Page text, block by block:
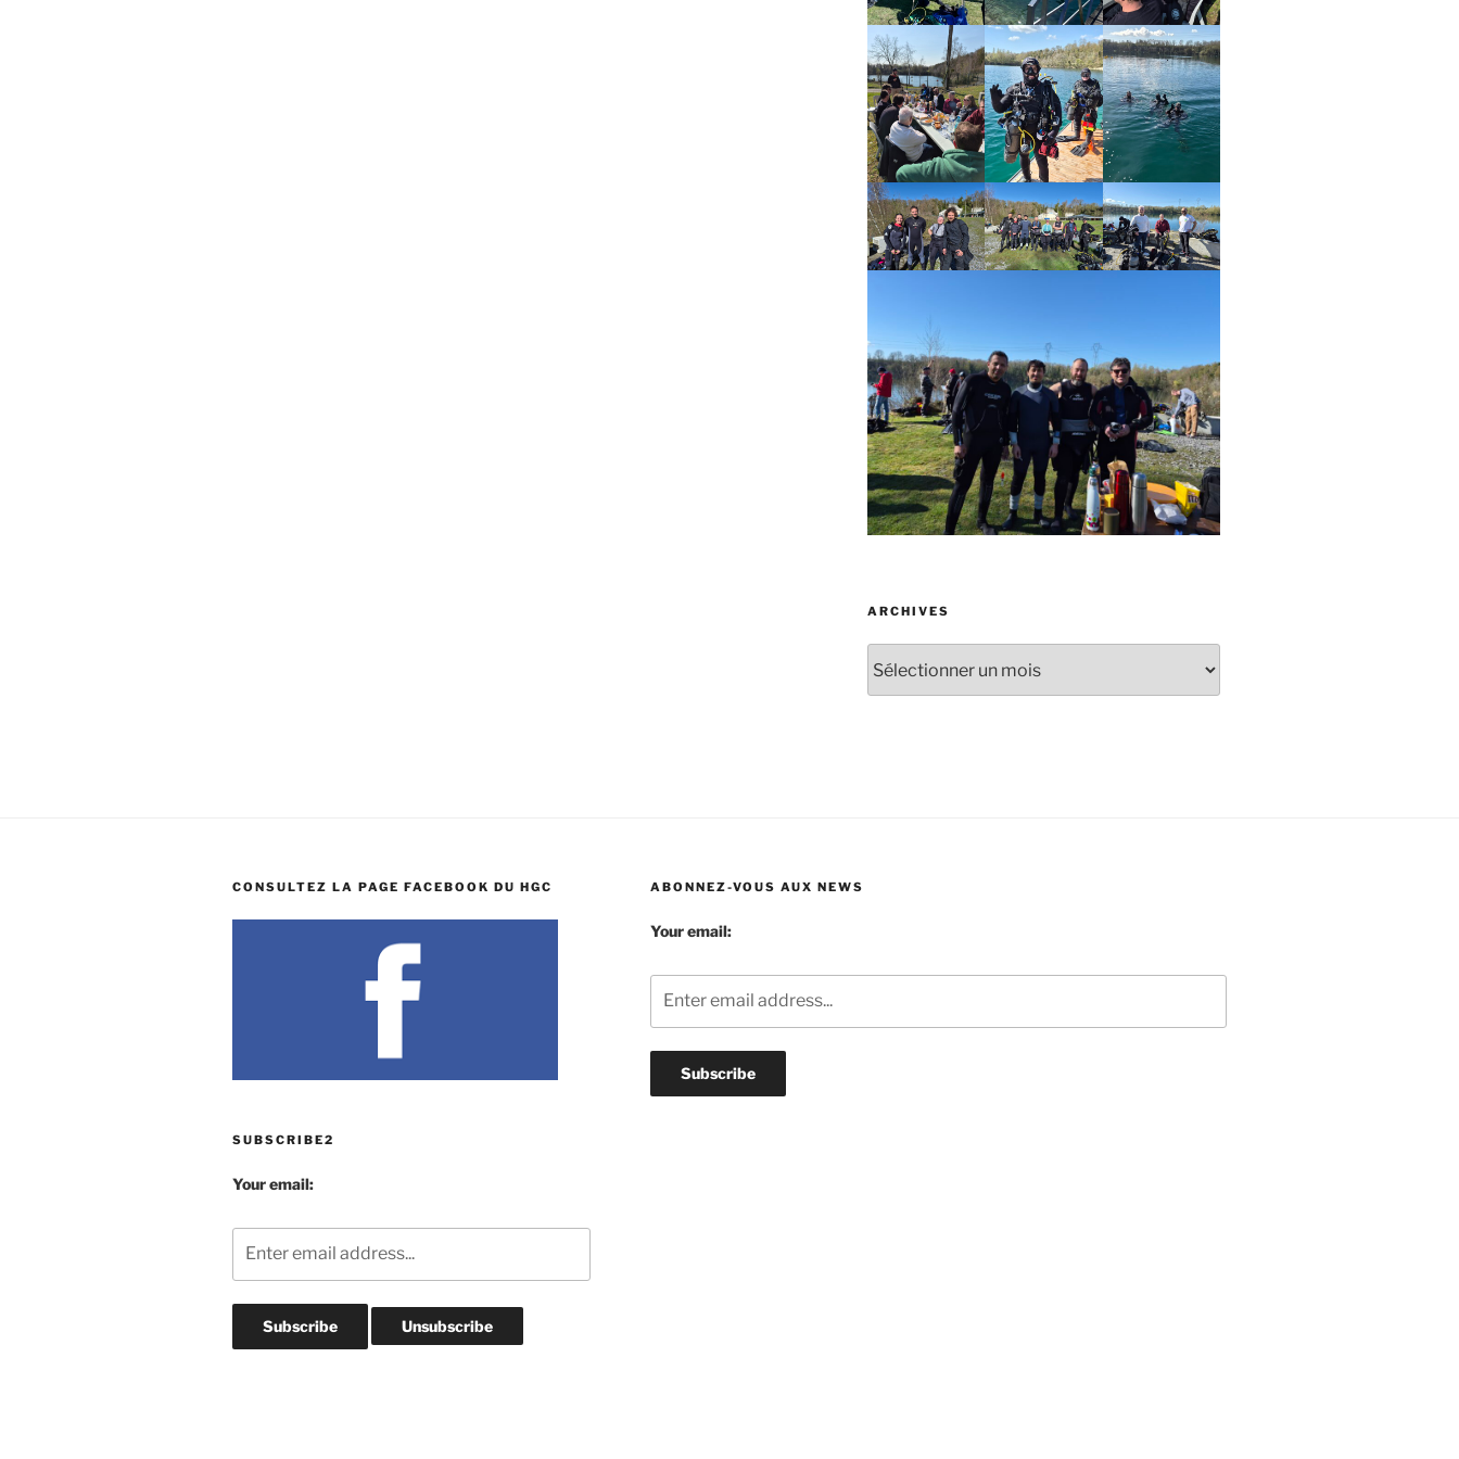
ARCHIVES
CONSULTEZ LA PAGE FACEBOOK DU HGC
SUBSCRIBE2
Your email:
ABONNEZ-VOUS AUX NEWS
Your email: